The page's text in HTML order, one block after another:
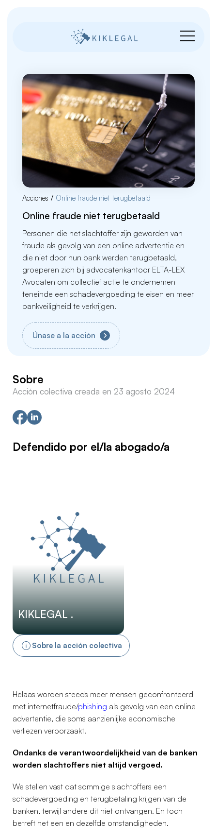
Acciones / Online fraude niet terugbetaald
Online fraude niet terugbetaald
Personen die het slachtoffer zijn geworden van
fraude als gevolg van een online advertentie en
die niet door hun bank werden terugbetaald,
groeperen zich bij advocatenkantoor ELTA-LEX
Avocaten om collectief actie te ondernemen
teneinde een schadevergoeding te eisen en meer
bankveiligheid te verkrijgen.
Únase a la acción
Sobre
Acción colectiva creada en 23 agosto 2024
Defendido por el/la abogado/a
KIKLEGAL .
Sobre la acción colectiva
Helaas worden steeds meer mensen geconfronteerd
met internetfraude/phishing als gevolg van een online
advertentie, die soms aanzienlijke economische
verliezen veroorzaakt.
Ondanks de verantwoordelijkheid van de banken
worden slachtoffers niet altijd vergoed.
We stellen vast dat sommige slachtoffers een
schadevergoeding en terugbetaling krijgen van de
banken, terwijl andere dit niet ontvangen. En toch
betreft het een en dezelfde omstandigheden.